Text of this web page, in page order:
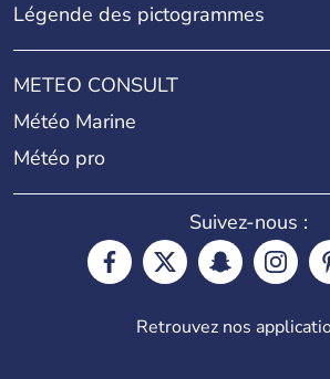
Légende des pictogrammes
METEO CONSULT
Météo Marine
Météo pro
Suivez-nous :
Retrouvez nos